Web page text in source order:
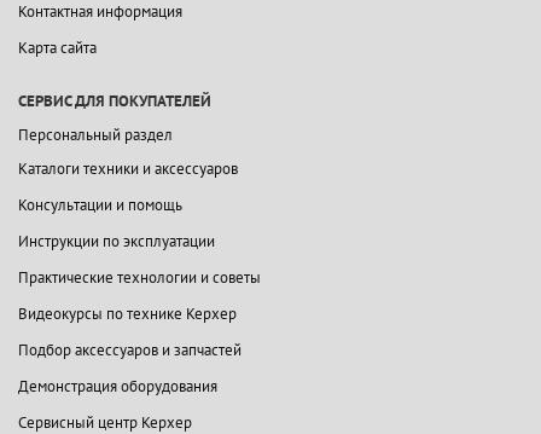
Контактная информация
Карта сайта
СЕРВИС ДЛЯ ПОКУПАТЕЛЕЙ
Персональный раздел
Каталоги техники и аксессуаров
Консультации и помощь
Инструкции по эксплуатации
Практические технологии и советы
Видеокурсы по технике Керхер
Подбор аксессуаров и запчастей
Демонстрация оборудования
Сервисный центр Керхер